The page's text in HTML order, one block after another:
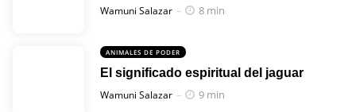
Posted
Wamuni Salazar 8 min
ANIMALES DE PODER
El significado espiritual del jaguar
Posted
Wamuni Salazar 9 min